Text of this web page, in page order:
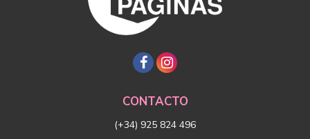
CONTACTO
(+34) 925 824 496